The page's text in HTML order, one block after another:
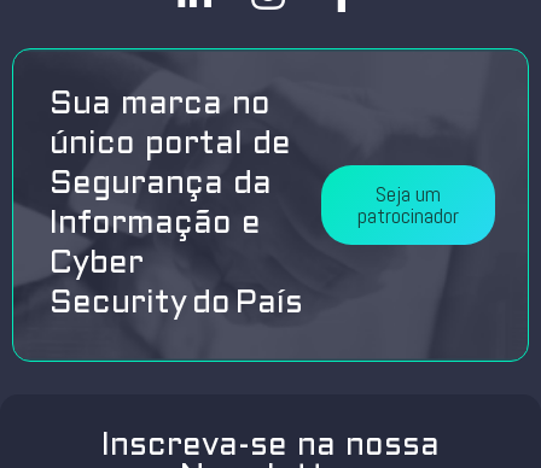
Sua marca no
único portal de
Segurança da
Informação e
Cyber
Security do País
Seja um
patrocinador
Inscreva-se na nossa